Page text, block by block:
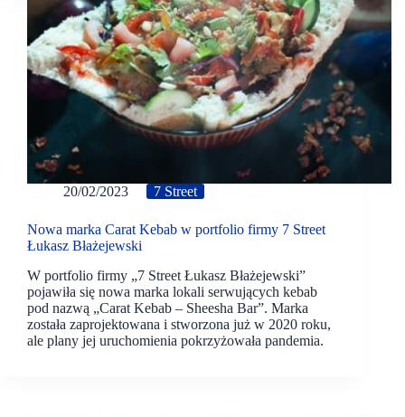
20/02/2023 7 Street
Nowa marka Carat Kebab w portfolio firmy 7 Street
Łukasz Błażejewski
W portfolio firmy „7 Street Łukasz Błażejewski”
pojawiła się nowa marka lokali serwujących kebab
pod nazwą „Carat Kebab – Sheesha Bar”. Marka
została zaprojektowana i stworzona już w 2020 roku,
ale plany jej uruchomienia pokrzyżowała pandemia.